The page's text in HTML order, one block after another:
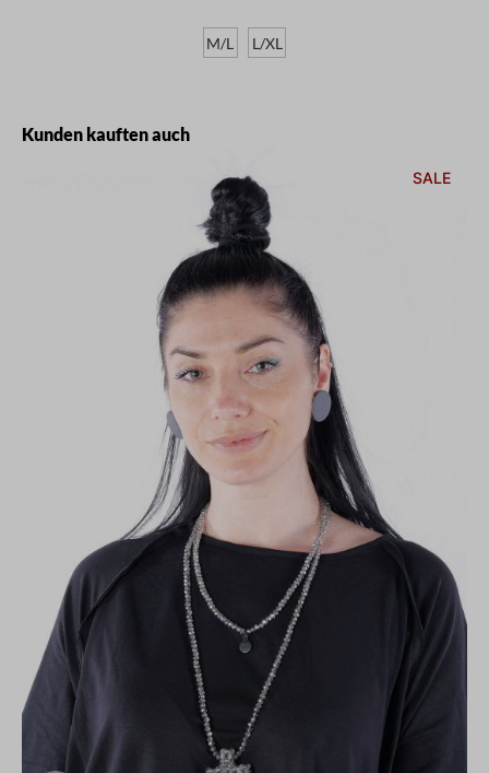
M/L L/XL
Produktgalerie überspringen
Kunden kauften auch
SALE